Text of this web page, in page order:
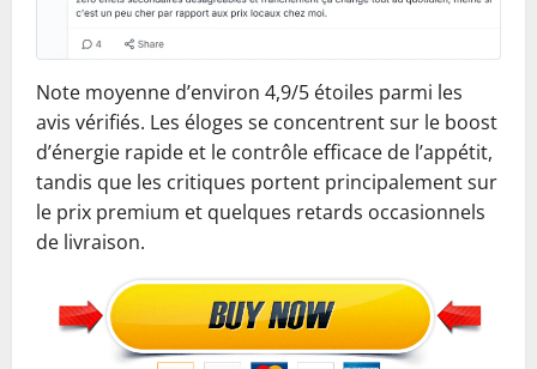
Note moyenne d’environ 4,9/5 étoiles parmi les
avis vérifiés. Les éloges se concentrent sur le boost
d’énergie rapide et le contrôle efficace de l’appétit,
tandis que les critiques portent principalement sur
le prix premium et quelques retards occasionnels
de livraison.